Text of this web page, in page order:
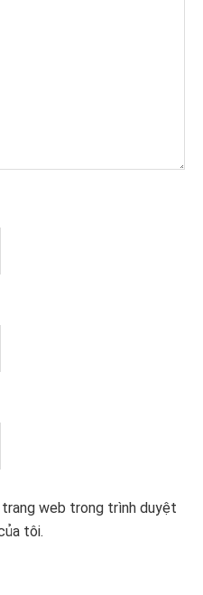
web trong trình duyệt
tôi.